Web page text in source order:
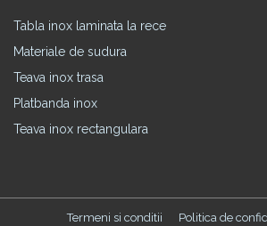
Tabla inox laminata la rece
Materiale de sudura
Teava inox trasa
Platbanda inox
Teava inox rectangulara
Termeni si conditii Politica de